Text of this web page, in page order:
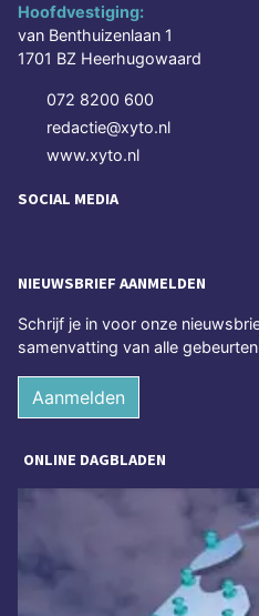
Hoofdvestiging:
van Benthuizenlaan 1
1701 BZ Heerhugowaard
072 8200 600
redactie@xyto.nl
www.xyto.nl
SOCIAL MEDIA
NIEUWSBRIEF AANMELDEN
Schrijf je in voor onze
samenvatting van alle
Aanmelden
ONLINE DAGBLADEN